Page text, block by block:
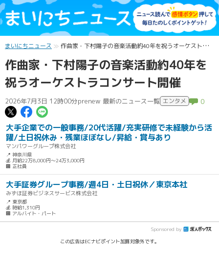
まいにちニュース 作曲家・下村陽子の音楽活動約40年を祝うオーケストラコンサート開催
作曲家・下村陽子の音楽活動約40年を
祝うオーケストラコンサート開催
2026年7月3日 12時00分prenew 最新のニュース一覧 エンタメ 0
この記事についてポスト
この記事についてFacebookでシェ
大手企業での一般事務/20代活躍/充実研修で未経験から活
躍/土日祝休み・残業ほぼなし/昇給・賞与あり
マンパワーグループ株式会社
📍 神奈川県
💰 月給22万8,000円～24万3,000円
🏢 正社員
大手証券グループ事務/週4日・土日祝休／東京本社
みずほ証券ビジネスサービス株式会社
📍 東京都
💰 時給1,310円
🏢 アルバイト・パート
Sponsored by
この広告はECナビポイント加算対象外です。